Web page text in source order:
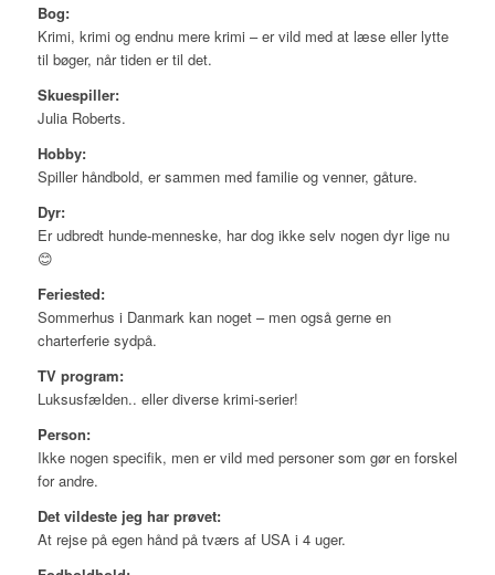
Bog:
Krimi, krimi og endnu mere krimi – er vild med at læse eller lytte
til bøger, når tiden er til det.
Skuespiller:
Julia Roberts.
Hobby:
Spiller håndbold, er sammen med familie og venner, gåture.
Dyr:
Er udbredt hunde-menneske, har dog ikke selv nogen dyr lige nu
😊
Feriested:
Sommerhus i Danmark kan noget – men også gerne en
charterferie sydpå.
TV program:
Luksusfælden.. eller diverse krimi-serier!
Person:
Ikke nogen specifik, men er vild med personer som gør en forskel
for andre.
Det vildeste jeg har prøvet:
At rejse på egen hånd på tværs af USA i 4 uger.